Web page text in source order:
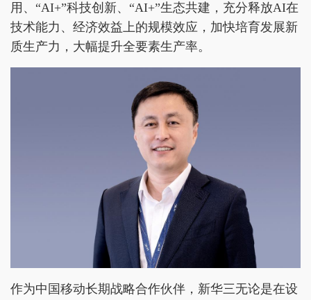
用、“AI+”科技创新、“AI+”生态共建，充分释放AI在
技术能力、经济效益上的规模效应，加快培育发展新
质生产力，大幅提升全要素生产率。
作为中国移动长期战略合作伙伴，新华三无论是在设